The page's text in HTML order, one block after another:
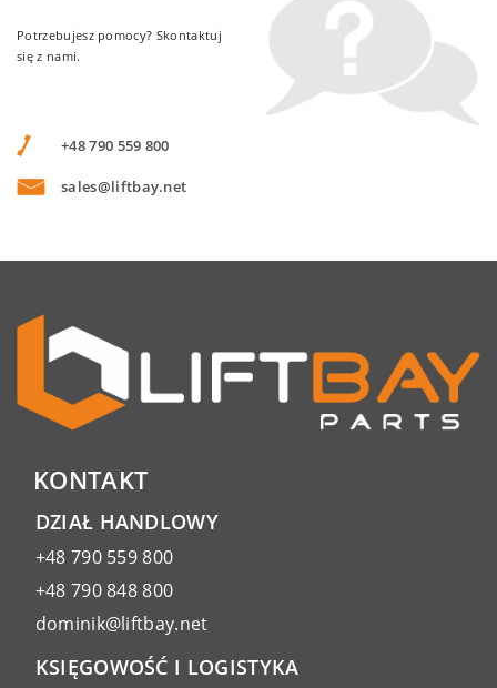
Potrzebujesz pomocy? Skontaktuj
się z nami.
+48 790 559 800
sales@liftbay.net
KONTAKT
DZIAŁ HANDLOWY
+48 790 559 800
+48 790 848 800
dominik@liftbay.net
KSIĘGOWOŚĆ I LOGISTYKA